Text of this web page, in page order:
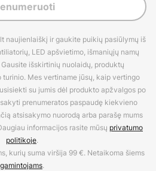
naujienlaiškį ir gaukite puikių pasiūlymų iš
LED apšvietimo, išmaniųjų namų
išskirtinių nuolaidų, produktų
Mes vertiname jūsų, kaip vertingo
su jumis dėl produkto apžvalgos po
prenumeratos paspaudę kiekvieno
atsisakymo nuorodą arba parašę mums
informacijos rasite mūsų privatumo
politikoje.
kurių suma viršija 99 €. Netaikoma šiems
gamintojams.